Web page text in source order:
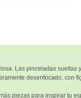
Las pinceladas
desenfocado, con
piezas para inspirar tu